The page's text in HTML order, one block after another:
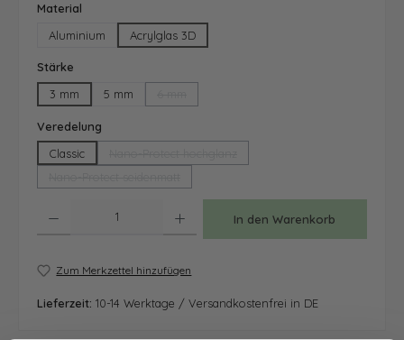
Material
Aluminium
Acrylglas 3D
Stärke
3 mm
5 mm
Veredelung
Classic
In den Warenkorb
Zum Merkzettel hinzufügen
Lieferzeit: 10-14 Werktage / Versandkostenfrei in DE